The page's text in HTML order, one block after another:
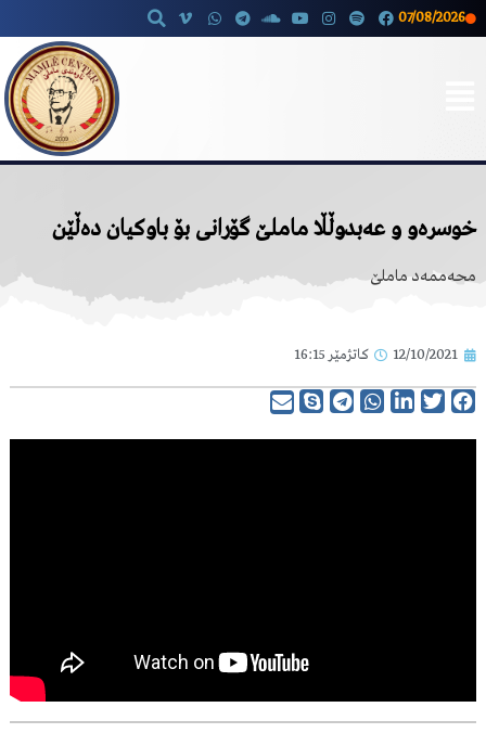
07/08/2026
خوسرەو و عەبدوڵڵا ماملێ گۆرانی بۆ باوکیان دەڵێن
محەممەد ماملێ
12/10/2021 کاتژمێر 16:15